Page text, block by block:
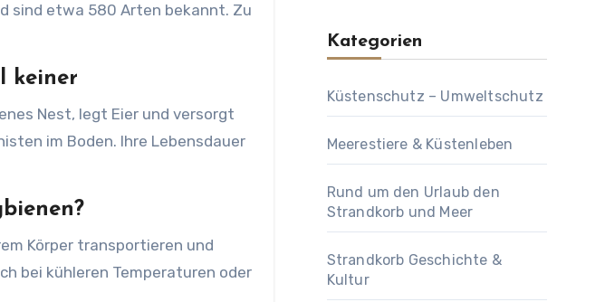
sind etwa 580 Arten bekannt. Zu
keiner
Nest, legt Eier und versorgt
im Boden. Ihre Lebensdauer
Körper transportieren und
bei kühleren Temperaturen oder
Kategorien
Küstenschutz – Umweltschutz
Meerestiere & Küstenleben
Rund um den Urlaub den
Strandkorb und Meer
Strandkorb Geschichte &
Kultur